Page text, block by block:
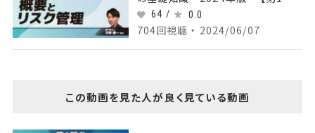
概要とリスク管理 Part③リスク管
理
64 / 0.0
704回視聴 ・ 2024/06/07
この動画を見た人が良く見ている動画